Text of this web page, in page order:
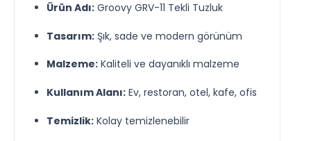
Ürün Adı:Groovy GRV-11 Tekli Tuzluk
Tasarım:Şık, sade ve modern görünüm
Malzeme:Kaliteli ve dayanıklı malzeme
Kullanım Alanı:Ev, restoran, otel, kafe, ofis
Temizlik:Kolay temizlenebilir